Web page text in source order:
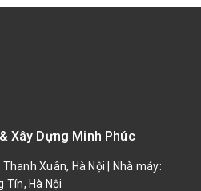
Xây Dựng Minh Phúc
Xuân, Hà Nội | Nhà máy:
Tín, Hà Nội